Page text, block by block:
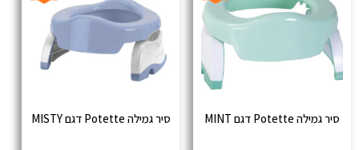
סיר גמילה Potette דגם MINT סיר גמילה Potette דגם MISTY